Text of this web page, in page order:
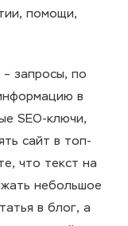
помощи,
запросы, по
в
SEO-ключи,
сайт в топ-
что текст на
небольшое
в блог, а